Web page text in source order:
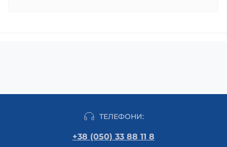
ТЕЛЕФОНИ:
+38 (050) 33 88 11 8